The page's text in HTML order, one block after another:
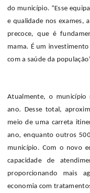
do município. “Esse
e qualidade nos exames,
precoce, que é
mama. É um
com a saúde da
Atualmente, o município
ano. Desse total,
meio de uma carreta
ano, enquanto outros
município. Com o novo
capacidade de
proporcionando mais
economia com